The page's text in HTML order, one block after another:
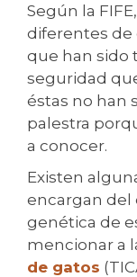
Según la
diferentes de
que han sido
seguridad
éstas no han
palestra
a
Existen
encargan del
genética de
mencionar a
de gatos